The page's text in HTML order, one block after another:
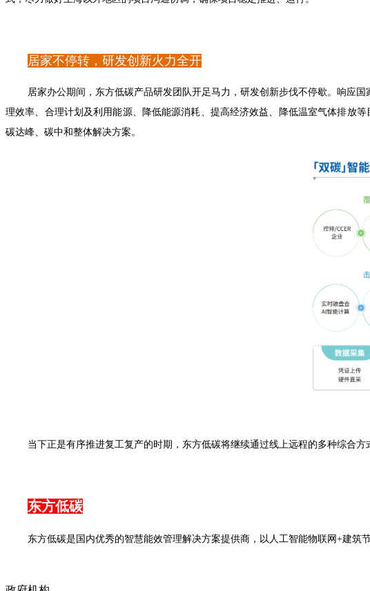
居家不停转，研发创新火力全开
居家办公期间，东方低碳产品研发团队开足马力，研发创新步伐不停歇。响应
理效率、合理计划及利用能源、降低能源消耗、提高经济效益、降低温室气体排放
碳达峰、碳中和整体解决方案。
当下正是有序推进复工复产的时期，东方低碳将继续通过线上远程的多种综合
东方低碳
东方低碳是国内优秀的智慧能效管理解决方案提供商，以人工智能物联网+建